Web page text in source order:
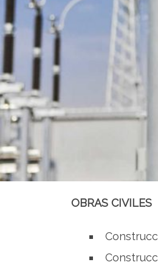
OBRAS CIVILES